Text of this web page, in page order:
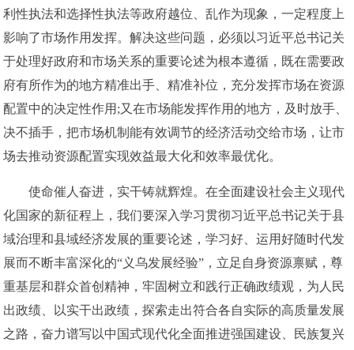
利性执法和选择性执法等政府越位、乱作为现象，一定程度上
影响了市场作用发挥。解决这些问题，必须以习近平总书记关
于处理好政府和市场关系的重要论述为根本遵循，既在需要政
府有所作为的地方精准出手、精准补位，充分发挥市场在资源
配置中的决定性作用;又在市场能发挥作用的地方，及时放手、
决不插手，把市场机制能有效调节的经济活动交给市场，让市
场去推动资源配置实现效益最大化和效率最优化。
使命催人奋进，实干铸就辉煌。在全面建设社会主义现代
化国家的新征程上，我们要深入学习贯彻习近平总书记关于县
域治理和县域经济发展的重要论述，学习好、运用好随时代发
展而不断丰富深化的“义乌发展经验”，立足自身资源禀赋，尊
重基层和群众首创精神，牢固树立和践行正确政绩观，为人民
出政绩、以实干出政绩，探索走出符合各自实际的高质量发展
之路，奋力谱写以中国式现代化全面推进强国建设、民族复兴